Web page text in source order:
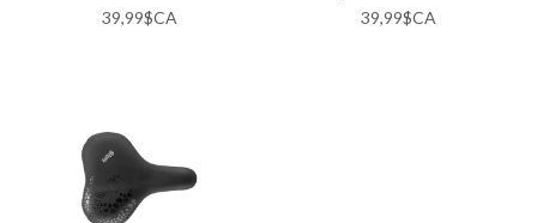
39,99$CA 39,99$CA